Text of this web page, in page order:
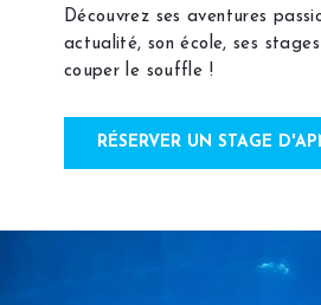
Découvrez ses aventures
actualité, son école, ses
couper le souffle !
RÉSERVER UN STAGE